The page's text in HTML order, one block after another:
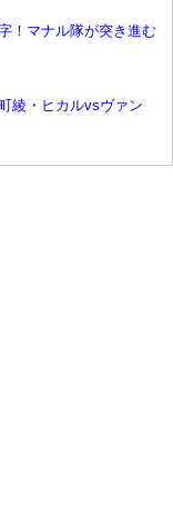
！マナル隊が突き進む
綾・ヒカルvsヴァン